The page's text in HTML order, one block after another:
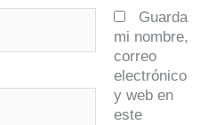
Guarda
mi nombre,
correo
electrónico
y web en
este